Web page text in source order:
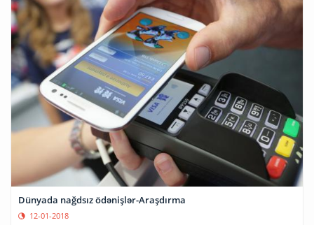
Dünyada nağdsız ödənişlər-Araşdırma
12-01-2018